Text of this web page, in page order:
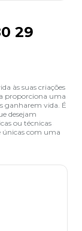
29
às suas criações
proporciona uma
ganharem vida. É
desejam
ou técnicas
únicas com uma